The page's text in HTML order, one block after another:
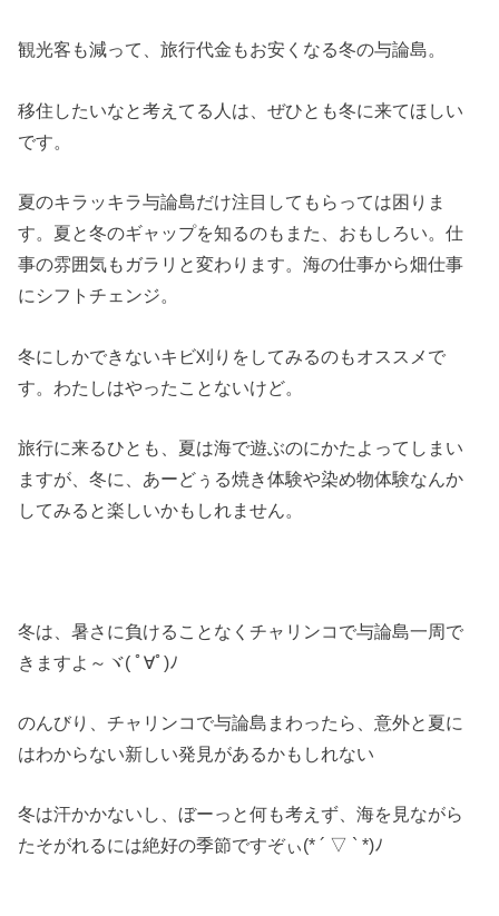
観光客も減って、旅行代金もお安くなる冬の与論島。
移住したいなと考えてる人は、ぜひとも冬に来てほしい
です。
夏のキラッキラ与論島だけ注目してもらっては困りま
す。夏と冬のギャップを知るのもまた、おもしろい。仕
事の雰囲気もガラリと変わります。海の仕事から畑仕事
にシフトチェンジ。
冬にしかできないキビ刈りをしてみるのもオススメで
す。わたしはやったことないけど。
旅行に来るひとも、夏は海で遊ぶのにかたよってしまい
ますが、冬に、あーどぅる焼き体験や染め物体験なんか
してみると楽しいかもしれません。
冬は、暑さに負けることなくチャリンコで与論島一周で
きますよ～ヾ( ﾟ∀ﾟ)ﾉ
のんびり、チャリンコで与論島まわったら、意外と夏に
はわからない新しい発見があるかもしれない
冬は汗かかないし、ぼーっと何も考えず、海を見ながら
たそがれるには絶好の季節ですぞぃ(* ´ ▽ ` *)ﾉ